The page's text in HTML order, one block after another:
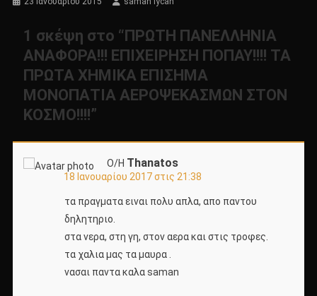
1 σκέψη στο “ΠΡΩΤΗ ΠΑΝΕΛΛΗΝΙΑ
ΑΝΑΦΟΡΑ!!! ΕΠΙΧΕΙΡΗΣΗ ΠΟΠΑΥ!!!! ΤΑ
ΠΡΩΤΑ ΧΗΜΙΚΑ ΕΠΙΣΗΜΑ
ΜΟΝΟΠΑΤΙΑ ΑΕΡΟΨΕΚΑΣΜΩΝ ΣΤΟΝ
ΚΟΣΜΟ!!!!”
Ο/Η Thanatos
18 Ιανουαρίου 2017 στις 21:38
τα πραγματα ειναι πολυ απλα, απο παντου
δηλητηριο.
στα νερα, στη γη, στον αερα και στις τροφες.
τα χαλια μας τα μαυρα .
νασαι παντα καλα saman